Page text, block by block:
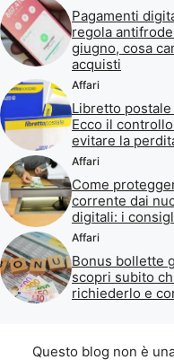
Pagamenti
regola
giugno, cosa
acquisti
Affari
Libretto
Ecco il
evitare la
Affari
Come
corrente dai
digitali: i
Affari
Bonus bollette
scopri subito
richiederlo e
Questo blog non è